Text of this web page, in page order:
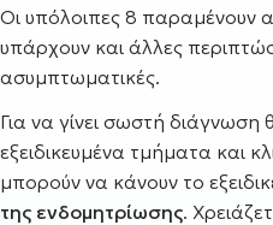
Οι υπόλοιπες 8 παραμένουν
υπάρχουν και άλλες
ασυμπτωματικές.
Για να γίνει σωστή διάγνωση
εξειδικευμένα τμήματα και
μπορούν να κάνουν το
της ενδομητρίωσης.